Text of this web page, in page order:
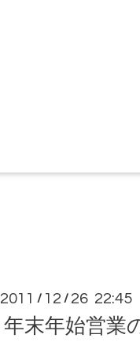
2011 / 12 / 26 22:45
年末年始営業